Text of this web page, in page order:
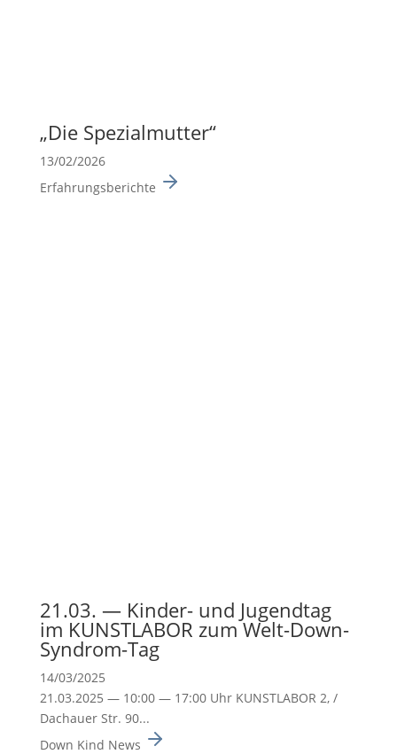
„Die Spezi­al­mutter“
13/02/2026
Erfahrungsberichte
21.03. — Kinder- und Jugendtag
im KUNSTLABOR zum Welt-Down-
Syndrom-Tag
14/03/2025
21.03.2025 — 10:00 — 17:00 Uhr KUNSTLABOR 2, /
Dachauer Str. 90...
Down Kind News